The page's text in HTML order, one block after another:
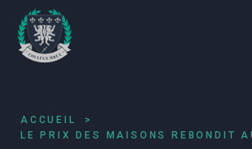
ACCUEIL
LE PRIX DES MAISONS REBONDIT